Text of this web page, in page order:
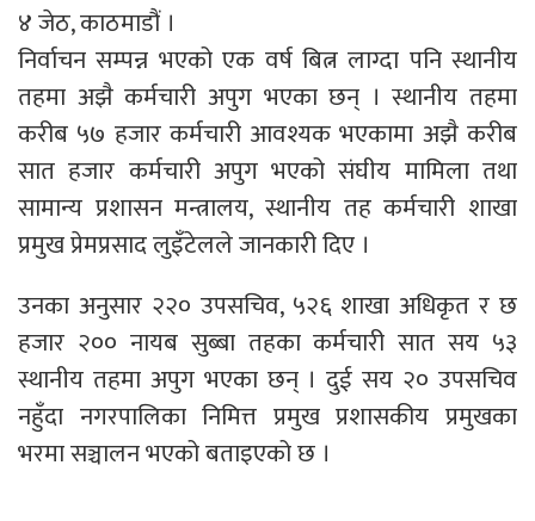
४ जेठ, काठमाडौं ।
निर्वाचन सम्पन्न भएको एक वर्ष बित्न लाग्दा पनि स्थानीय
तहमा अझै कर्मचारी अपुग भएका छन् । स्थानीय तहमा
करीब ५७ हजार कर्मचारी आवश्यक भएकामा अझै करीब
सात हजार कर्मचारी अपुग भएको संघीय मामिला तथा
सामान्य प्रशासन मन्त्रालय, स्थानीय तह कर्मचारी शाखा
प्रमुख प्रेमप्रसाद लुइँटेलले जानकारी दिए ।
उनका अनुसार २२० उपसचिव, ५२६ शाखा अधिकृत र छ
हजार २०० नायब सुब्बा तहका कर्मचारी सात सय ५३
स्थानीय तहमा अपुग भएका छन् । दुई सय २० उपसचिव
नहुँदा नगरपालिका निमित्त प्रमुख प्रशासकीय प्रमुखका
भरमा सञ्चालन भएको बताइएको छ ।